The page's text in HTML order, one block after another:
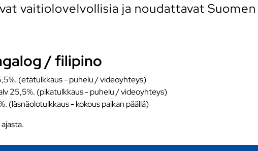
vaitiolovelvollisia ja noudattavat
/ filipino
(etätulkkaus - puhelu / videoyhteys)
25,5%. (pikatulkkaus - puhelu / videoyhteys)
(läsnäolotulkkaus - kokous paikan päällä)